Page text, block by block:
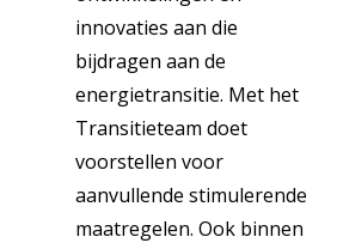
innovaties aan die
bijdragen aan de
energietransitie. Met het
Transitieteam doet
voorstellen voor
aanvullende stimulerende
maatregelen. Ook binnen